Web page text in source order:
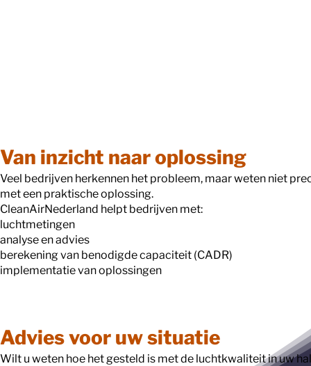
Van inzicht naar oplossing
Veel bedrijven herkennen het probleem, maar weten niet
met een praktische oplossing.
CleanAirNederland helpt bedrijven met:
luchtmetingen
analyse en advies
berekening van benodigde capaciteit (CADR)
implementatie van oplossingen
Advies voor uw situatie
Wilt u weten hoe het gesteld is met de luchtkwaliteit in uw